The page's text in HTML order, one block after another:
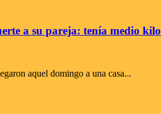
a su pareja: tenía medio
aquel domingo a una casa...